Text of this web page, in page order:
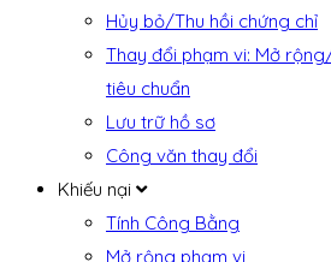
Hủy bỏ/Thu hồi chứng chỉ
Thay đổi phạm vi: Mở
tiêu chuẩn
Lưu trữ hồ sơ
Công văn thay đổi
Khiếu nại
Tính Công Bằng
Mở rộng phạm vi